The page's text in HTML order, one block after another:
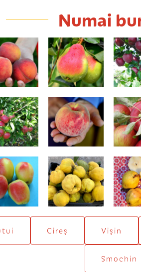
Numai
Carpica
Congres
Sinap Gutui de Huși
Cireș Vișin
Smochin